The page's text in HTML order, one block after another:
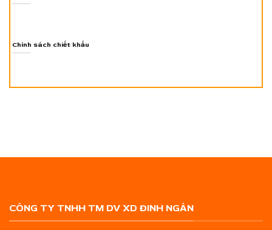
Chính sách chiết khấu
CÔNG TY TNHH TM DV XD ĐINH NGÂN